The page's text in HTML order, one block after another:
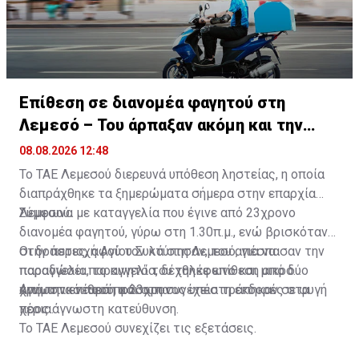
Επίθεση σε διανομέα φαγητού στη
Λεμεσό – Του άρπαξαν ακόμη και την
παραγγελία
08.08.2026 12:48
Το ΤΑΕ Λεμεσού διερευνά υπόθεση ληστείας, η οποία
διαπράχθηκε τα ξημερώματα σήμερα στην επαρχία
Λεμεσού.
Σύμφωνα με καταγγελία που έγινε από 23χρονο
διανομέα φαγητού, γύρω στη 1.30π.μ., ενώ βρισκόταν
στην περιοχή Αγίου Συλά στη Λεμεσό, για να
παραδώσει παραγγελία, δέχθηκε επίθεση από δύο
άγνωστα νεαρά πρόσωπα.
Οι δράστες, αφού τον κτύπησαν, του απέσπασαν την
παραγγελία, το κινητό του τηλέφωνο και μικρό
χρηματικό ποσό, και στη συνέχεια τράπηκαν σε φυγή
προς άγνωστη κατεύθυνση.
Από την επίθεση ο 23χρονος υπέστη εκδορές στα
χέρια.
Το ΤΑΕ Λεμεσού συνεχίζει τις εξετάσεις.